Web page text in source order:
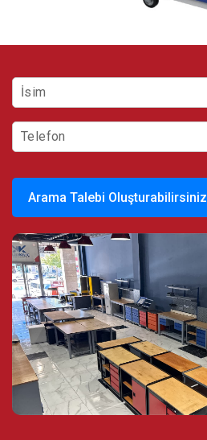
Arama Talebi Oluşturabilirsiniz